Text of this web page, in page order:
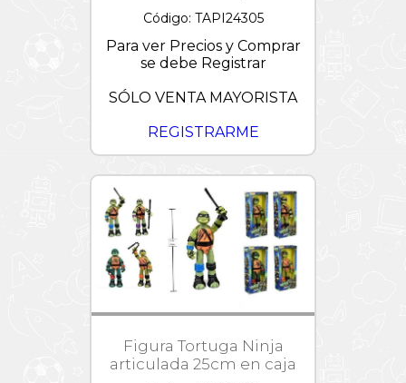
Código: TAPI24305
Para ver Precios y Comprar
se debe Registrar
SÓLO VENTA MAYORISTA
REGISTRARME
Figura Tortuga Ninja
articulada 25cm en caja